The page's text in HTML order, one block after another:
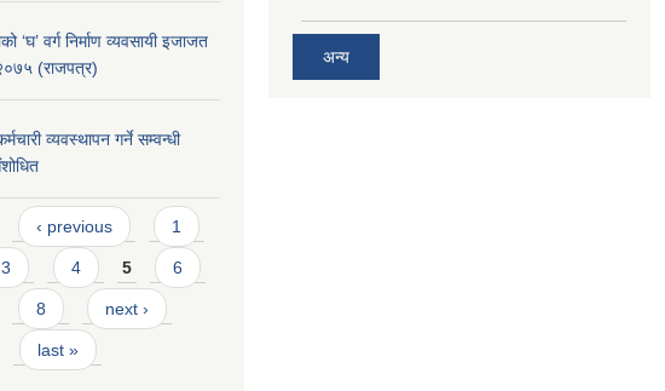
‘घ’ वर्ग निर्माण व्यवसायी इजाजत
२०७५ (राजपत्र)
व्यवस्थापन गर्ने सम्वन्धी
‹ previous 1
3 4 5 6
8 next ›
last »
अन्य